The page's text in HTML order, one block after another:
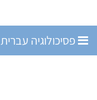
פסיכולוגיה עברית